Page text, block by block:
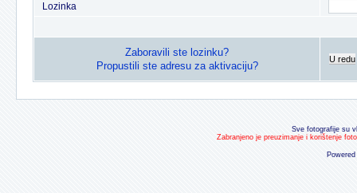
Lozinka
Zaboravili ste lozinku?
Propustili ste adresu za aktivaciju?
U redu
Sve fotografije su
Zabranjeno je preuzimanje i korištenje